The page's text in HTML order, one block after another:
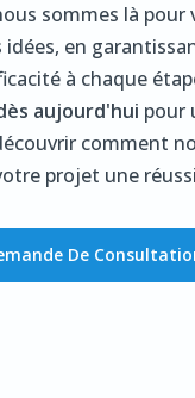
sommes là pour
idées, en
à chaque
aujourd'hui pour
comment
projet une
De